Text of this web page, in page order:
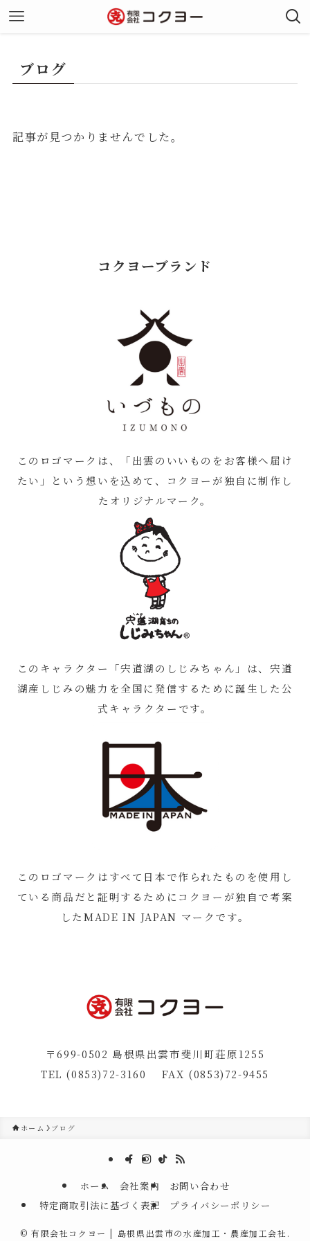
ブログ
記事が見つかりませんでした。
コクヨーブランド
このロゴマークは、「出雲のいいものをお客様へ届け
たい」という想いを込めて、コクヨーが独自に制作し
たオリジナルマーク。
このキャラクター「宍道湖のしじみちゃん」は、宍道
湖産しじみの魅力を全国に発信するために誕生した公
式キャラクターです。
このロゴマークはすべて日本で作られたものを使用し
ている商品だと証明するためにコクヨーが独自で考案
したMADE IN JAPAN マークです。
〒699-0502 島根県出雲市斐川町荘原1255
TEL (0853)72-3160 FAX (0853)72-9455
ホーム ブログ
ホーム 会社案内
お問い合わせ
特定商取引法に基づく表記
プライバシーポリシー
© 有限会社コクヨー | 島根県出雲市の水産加工・農産加工会社.